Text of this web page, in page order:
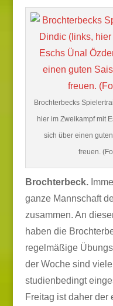
Brochterbecks
hier im Zweikampf mit
sich über einen
freuen.
Brochterbeck.
ganze Mannschaft
zusammen. An
haben die
regelmäßige
der Woche sind
studienbedingt
Freitag ist daher der